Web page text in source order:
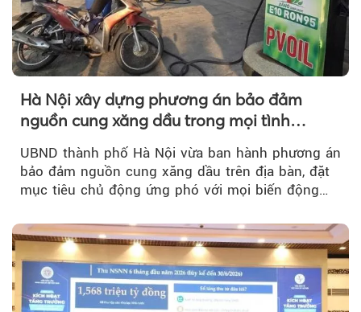
Hà Nội xây dựng phương án bảo đảm
nguồn cung xăng dầu trong mọi tình
UBND thành phố Hà Nội vừa ban hành phương án
bảo đảm nguồn cung xăng dầu trên địa bàn, đặt
mục tiêu chủ động ứng phó với mọi biến động